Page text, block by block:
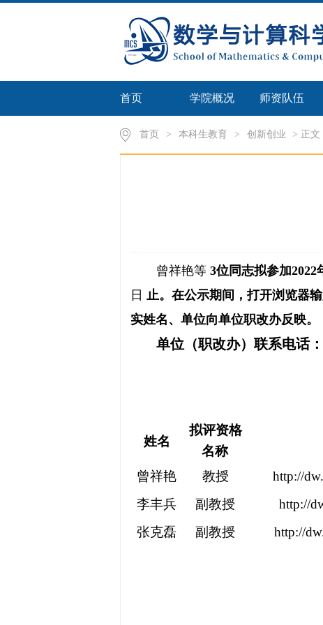
首页 学院概况 师资队伍
首页 > 本科生教育 > 创新创业 > 正文
曾祥艳等 3位同志拟参加
日 止。在公示期间，打开浏览器
实姓名、单位向单位职改办反映。
单位（职改办）联系电话
姓名
拟评资格
名称
曾祥艳
教授 http://
李丰兵
副教授 http://
张克磊
副教授 http://